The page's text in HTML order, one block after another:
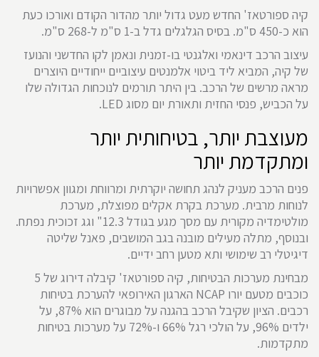
קיה ספורטאז' החדש מעט גדול יותר מהדור הקודם ואורכו כעת
הוא כ-450 ס"מ. בסיס הגלגלים גדל ב-1 ס"מ ל-268 ס"מ.
עיצוב הרכב דינאמי ואלגנטי בו-זמנית ונאמן לקו החדשני והנועז
של קיה, המביא ליד ביטוי אלמנטים עיצוביים ייחודיים היוצרים
מראה מרשים של הרכב. בין היתר תורמים לנוכחות הגדולה שלו
על הכביש, פנסי החזית ותאורת יום מסוג LED.
מעוצבת יותר, בטיחותית יותר
ומתקדמת יותר
פנים הרכב מעניק לנהג תחושה יוקרתית ומרווחת ומגוון אפשרויות
לנוחות מרבית. מערכת בקרת אקלים מפוצלת, מערכת
מולטימדיה מקורית עם מסך מגע בגודל 12.3" וגג זכוכית נפתח.
ובנוסף, מתלה מעילים מובנה בגב המושבים, פאנל שליטה
דיגיטלי רב שימושי ותא מטען רחב ידיים.
מבחינת מערכות הבטיחות, קיה ספורטאז' קיבלה דירוג של 5
כוכבים מטעם יורו NCAP הארגון האירופאי להערכת בטיחות
רכבים. הציון שקיבל הרכב בהגנה על מבוגרים הוא 87%, על
ילדים 96%, על הולכי רגל 66% ו-72% על מערכות בטיחות
מתקדמות.